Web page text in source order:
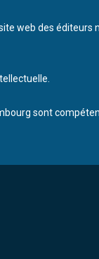
web des
sont